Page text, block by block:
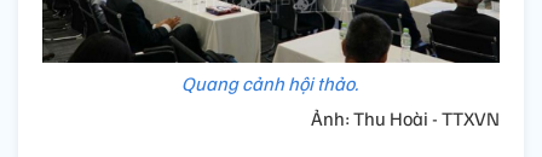
Quang cảnh hội thảo.
Ảnh: Thu Hoài - TTXVN